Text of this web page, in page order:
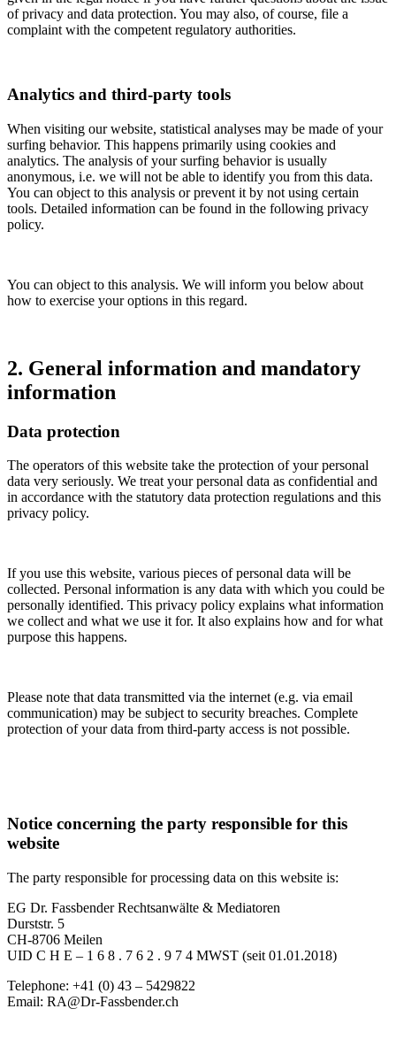
of privacy and data protection. You may also, of course, file a
complaint with the competent regulatory authorities.
Analytics and third-party tools
When visiting our website, statistical analyses may be made of your
surfing behavior. This happens primarily using cookies and
analytics. The analysis of your surfing behavior is usually
anonymous, i.e. we will not be able to identify you from this data.
You can object to this analysis or prevent it by not using certain
tools. Detailed information can be found in the following privacy
policy.
You can object to this analysis. We will inform you below about
how to exercise your options in this regard.
2. General information and mandatory
information
Data protection
The operators of this website take the protection of your personal
data very seriously. We treat your personal data as confidential and
in accordance with the statutory data protection regulations and this
privacy policy.
If you use this website, various pieces of personal data will be
collected. Personal information is any data with which you could be
personally identified. This privacy policy explains what information
we collect and what we use it for. It also explains how and for what
purpose this happens.
Please note that data transmitted via the internet (e.g. via email
communication) may be subject to security breaches. Complete
protection of your data from third-party access is not possible.
Notice concerning the party responsible for this
website
The party responsible for processing data on this website is:
EG Dr. Fassbender Rechtsanwälte & Mediatoren
Durststr. 5
CH-8706 Meilen
UID C H E – 1 6 8 . 7 6 2 . 9 7 4 MWST (seit 01.01.2018)
Telephone: +41 (0) 43 – 5429822
Email: RA@Dr-Fassbender.ch